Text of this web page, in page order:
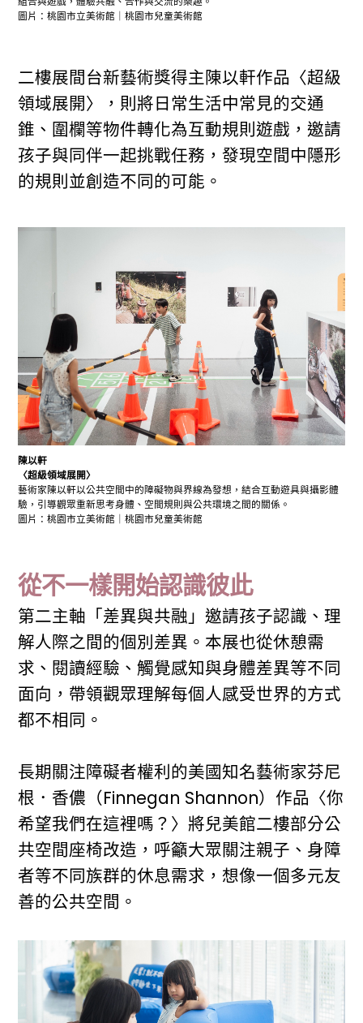
圖片：桃園市立美術館｜桃園市兒童美術館
二樓展間台新藝術獎得主陳以軒作品〈超級
領域展開〉，則將日常生活中常見的交通
錐、圍欄等物件轉化為互動規則遊戲，邀請
孩子與同伴一起挑戰任務，發現空間中隱形
的規則並創造不同的可能。
陳以軒
〈超級領域展開〉
藝術家陳以軒以公共空間中的障礙物與界線為發想，結合互動遊具與攝影體
驗，引導觀眾重新思考身體、空間規則與公共環境之間的關係。
圖片：桃園市立美術館｜桃園市兒童美術館
從不一樣開始認識彼此
第二主軸「差異與共融」邀請孩子認識、理
解人際之間的個別差異。本展也從休憩需
求、閱讀經驗、觸覺感知與身體差異等不同
面向，帶領觀眾理解每個人感受世界的方式
都不相同。
長期關注障礙者權利的美國知名藝術家芬尼
根．香儂（Finnegan Shannon）作品〈你
希望我們在這裡嗎？〉將兒美館二樓部分公
共空間座椅改造，呼籲大眾關注親子、身障
者等不同族群的休息需求，想像一個多元友
善的公共空間。